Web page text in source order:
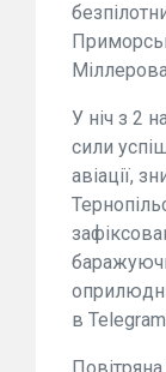
У ніч з 2
сили
авіації,
в